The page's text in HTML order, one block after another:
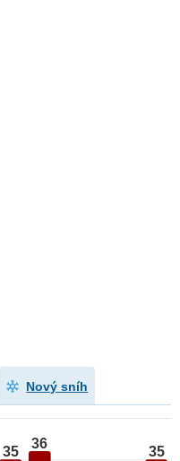
Nový sníh
35
36
35